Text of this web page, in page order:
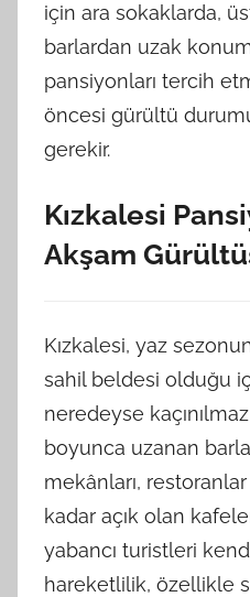
için ara sokaklarda,
barlardan uzak
pansiyonları tercih
öncesi gürültü
gerekir.
Kızkalesi
Akşam
Kızkalesi, yaz
sahil beldesi olduğu
neredeyse
boyunca uzanan
mekânları,
kadar açık olan
yabancı turistleri
hareketlilik, özellikle